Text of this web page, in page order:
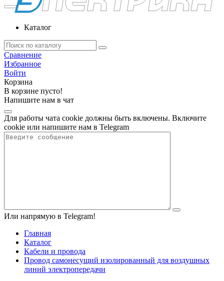
Каталог
Сравнение
Избранное
Войти
Корзина
В корзине пусто!
Напишите нам в чат
Для работы чата cookie должны быть включены. Включите
cookie или напишите нам в Telegram
Или напрямую в Telegram!
Главная
Каталог
Кабели и провода
Провод самонесущий изолированный для воздушных
линий электропередачи